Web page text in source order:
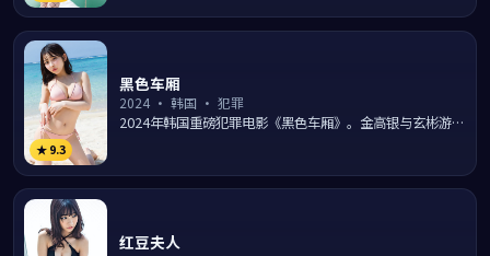
★ 9.3
黑色车厢
2024· 韩国 · 犯罪
2024年韩国重磅犯罪电影《黑色车厢》。金高银与玄彬游走
红豆夫人